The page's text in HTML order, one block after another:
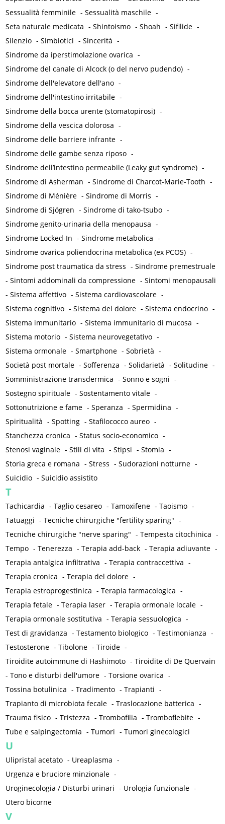
Sessualità femminile -Sessualità maschile -
Seta naturale medicata -Shintoismo -Shoah -Sifilide -
Silenzio -Simbiotici -Sincerità -
Sindrome da iperstimolazione ovarica -
Sindrome del canale di Alcock (o del nervo pudendo) -
Sindrome dell'elevatore dell'ano -
Sindrome dell'intestino irritabile -
Sindrome della bocca urente (stomatopirosi) -
Sindrome della vescica dolorosa -
Sindrome delle barriere infrante -
Sindrome delle gambe senza riposo -
Sindrome dell’intestino permeabile (Leaky gut syndrome) -
Sindrome di Asherman -Sindrome di Charcot-Marie-Tooth -
Sindrome di Ménière -Sindrome di Morris -
Sindrome di Sjögren -Sindrome di tako-tsubo -
Sindrome genito-urinaria della menopausa -
Sindrome Locked-In -Sindrome metabolica -
Sindrome ovarica poliendocrina metabolica (ex PCOS) -
Sindrome post traumatica da stress -Sindrome premestruale
-Sintomi addominali da compressione -Sintomi menopausali
-Sistema affettivo -Sistema cardiovascolare -
Sistema cognitivo -Sistema del dolore -Sistema endocrino -
Sistema immunitario -Sistema immunitario di mucosa -
Sistema motorio -Sistema neurovegetativo -
Sistema ormonale -Smartphone -Sobrietà -
Società post mortale -Sofferenza -Solidarietà -Solitudine -
Somministrazione transdermica -Sonno e sogni -
Sostegno spirituale -Sostentamento vitale -
Sottonutrizione e fame -Speranza -Spermidina -
Spiritualità -Spotting -Stafilococco aureo -
Stanchezza cronica -Status socio-economico -
Stenosi vaginale -Stili di vita -Stipsi -Stomia -
Storia greca e romana -Stress -Sudorazioni notturne -
Suicidio -Suicidio assistito
T
Tachicardia -Taglio cesareo -Tamoxifene -Taoismo -
Tatuaggi -Tecniche chirurgiche "fertility sparing" -
Tecniche chirurgiche "nerve sparing" -Tempesta citochinica -
Tempo -Tenerezza -Terapia add-back -Terapia adiuvante -
Terapia antalgica infiltrativa -Terapia contraccettiva -
Terapia cronica -Terapia del dolore -
Terapia estroprogestinica -Terapia farmacologica -
Terapia fetale -Terapia laser -Terapia ormonale locale -
Terapia ormonale sostitutiva -Terapia sessuologica -
Test di gravidanza -Testamento biologico -Testimonianza -
Testosterone -Tibolone -Tiroide -
Tiroidite autoimmune di Hashimoto -Tiroidite di De Quervain
-Tono e disturbi dell'umore -Torsione ovarica -
Tossina botulinica -Tradimento -Trapianti -
Trapianto di microbiota fecale -Traslocazione batterica -
Trauma fisico -Tristezza -Trombofilia -Tromboflebite -
Tube e salpingectomia -Tumori -Tumori ginecologici
U
Ulipristal acetato - Ureaplasma -
Urgenza e bruciore minzionale -
Uroginecologia / Disturbi urinari - Urologia funzionale -
Utero bicorne
V